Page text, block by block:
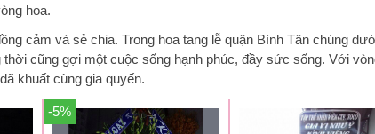
hoa.
cảm và sẻ chia. Trong hoa tang lễ quận Bình Tân chúng
cũng gợi một cuộc sống hạnh phúc, đầy sức sống. Với
khuất cùng gia quyến.
-5%